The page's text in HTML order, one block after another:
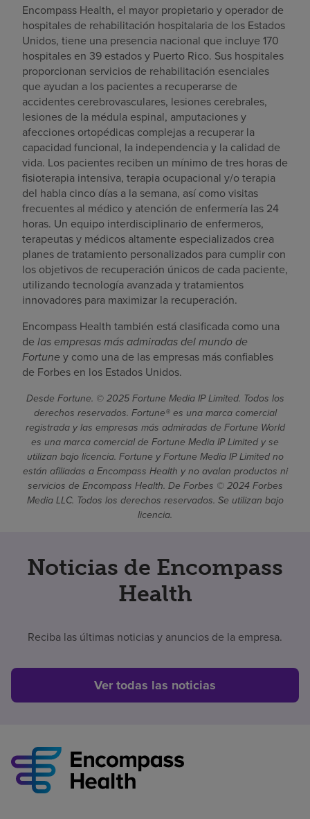
Encompass Health, el mayor propietario y operador de
hospitales de rehabilitación hospitalaria de los Estados
Unidos, tiene una presencia nacional que incluye 170
hospitales en 39 estados y Puerto Rico. Sus hospitales
proporcionan servicios de rehabilitación esenciales
que ayudan a los pacientes a recuperarse de
accidentes cerebrovasculares, lesiones cerebrales,
lesiones de la médula espinal, amputaciones y
afecciones ortopédicas complejas a recuperar la
capacidad funcional, la independencia y la calidad de
vida. Los pacientes reciben un mínimo de tres horas de
fisioterapia intensiva, terapia ocupacional y/o terapia
del habla cinco días a la semana, así como visitas
frecuentes al médico y atención de enfermería las 24
horas. Un equipo interdisciplinario de enfermeros,
terapeutas y médicos altamente especializados crea
planes de tratamiento personalizados para cumplir con
los objetivos de recuperación únicos de cada paciente,
utilizando tecnología avanzada y tratamientos
innovadores para maximizar la recuperación.
Encompass Health también está clasificada como una
de las empresas más admiradas del mundo de
Fortune y como una de las empresas más confiables
de Forbes en los Estados Unidos.
Desde Fortune. © 2025 Fortune Media IP Limited. Todos los
derechos reservados. Fortune® es una marca comercial
registrada y las empresas más admiradas de Fortune World
es una marca comercial de Fortune Media IP Limited y se
utilizan bajo licencia. Fortune y Fortune Media IP Limited no
están afiliadas a Encompass Health y no avalan productos ni
servicios de Encompass Health. De Forbes © 2024 Forbes
Media LLC. Todos los derechos reservados. Se utilizan bajo
licencia.
Noticias de Encompass
Health
Reciba las últimas noticias y anuncios de la empresa.
Ver todas las noticias